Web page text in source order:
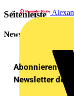
Seitenleiste
Newsletter
Abonnieren Sie
Newsletter der